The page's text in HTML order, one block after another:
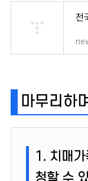
마무리하
1. 치매
청할 수